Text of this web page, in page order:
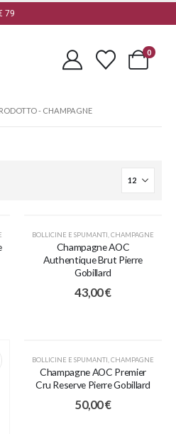
79
0
- CHAMPAGNE
BOLLICINE E SPUMANTI CHAMPAGNE
Champagne AOC
Authentique Brut Pierre
Gobillard
43,00€
BOLLICINE E SPUMANTI CHAMPAGNE
Champagne AOC Premier
Cru Reserve Pierre Gobillard
50,00€